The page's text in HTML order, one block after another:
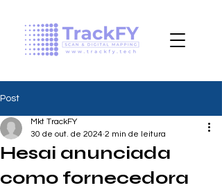
Post
Hesai anunciada
como fornecedora
Mkt TrackFY
30 de out. de 2024 2 min de leitura